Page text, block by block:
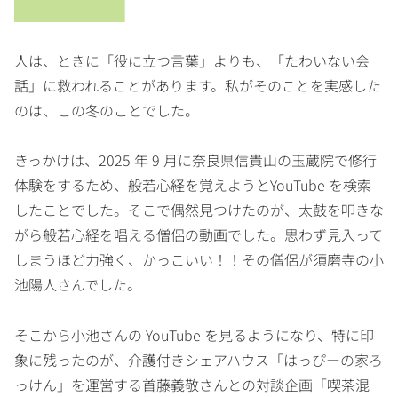
人は、ときに「役に立つ言葉」よりも、「たわいない会
話」に救われることがあります。私がそのことを実感した
のは、この冬のことでした。
きっかけは、2025 年 9 月に奈良県信貴山の玉蔵院で修行
体験をするため、般若心経を覚えようとYouTube を検索
したことでした。そこで偶然見つけたのが、太鼓を叩きな
がら般若心経を唱える僧侶の動画でした。思わず見入って
しまうほど力強く、かっこいい！！その僧侶が須磨寺の小
池陽人さんでした。
そこから小池さんの YouTube を見るようになり、特に印
象に残ったのが、介護付きシェアハウス「はっぴーの家ろ
っけん」を運営する首藤義敬さんとの対談企画「喫茶混